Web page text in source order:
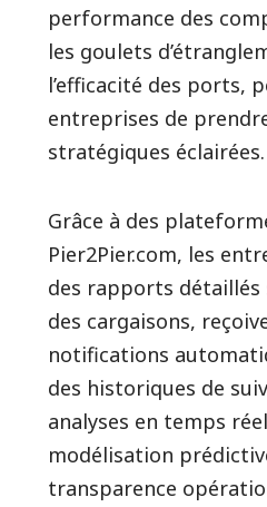
performance des
les goulets
l’efficacité des ports,
entreprises de
stratégiques éclairées.
Grâce à des
Pier2Pier.com, les
des rapports
des cargaisons,
notifications
des historiques de
analyses en temps
modélisation
transparence